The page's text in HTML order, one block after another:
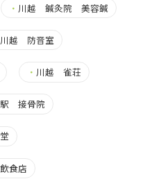
・ 川越 鍼灸院 美容鍼
川越 防音室
・ 川越 雀荘
接骨院
食店